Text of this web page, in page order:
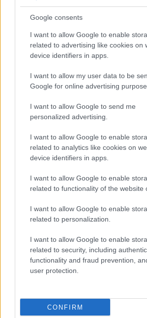
Google consents
I want to allow Google to enable
related to advertising like cookies on
device identifiers in apps.
I want to allow my user data to be
Google for online advertising
I want to allow Google to send me
personalized advertising.
I want to allow Google to enable
related to analytics like cookies on
device identifiers in apps.
I want to allow Google to enable
related to functionality of the website
I want to allow Google to enable
related to personalization.
I want to allow Google to enable
related to security, including
functionality and fraud prevention,
user protection.
CONFIRM